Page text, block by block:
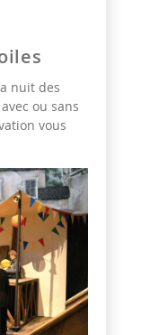
nuit des
ou sans
vous